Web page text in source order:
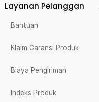
Layanan Pelanggan
Bantuan
Klaim Garansi Produk
Biaya Pengiriman
Indeks Produk